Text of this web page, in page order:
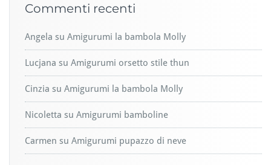
Commenti recenti
Angela su Amigurumi la bambola Molly
Lucjana su Amigurumi orsetto stile thun
Cinzia su Amigurumi la bambola Molly
Nicoletta su Amigurumi bamboline
Carmen su Amigurumi pupazzo di neve